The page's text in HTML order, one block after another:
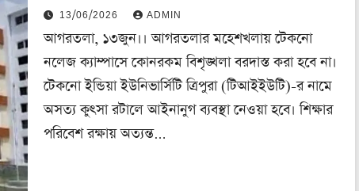
13/06/2026 ADMIN
আগরতলা, ১৩জুন।। আগরতলার মহেশখলায় টেকনো
নলেজ ক্যাম্পাসে কোনরকম বিশৃঙ্খলা বরদাস্ত করা হবে না।
টেকনো ইন্ডিয়া ইউনিভার্সিটি ত্রিপুরা (টিআইইউটি)-র নামে
অসত্য কুৎসা রটালে আইনানুগ ব্যবস্থা নেওয়া হবে। শিক্ষার
পরিবেশ রক্ষায় অত্যন্ত…